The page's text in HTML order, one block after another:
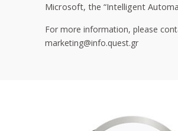
Microsoft, the “Intelligent
For more information, please
marketing@info.quest.gr